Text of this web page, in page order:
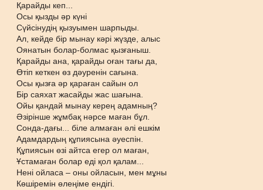
Қарайды кеп...
Осы қызды әр күні
Сүйсінудің қызуымен шарпыды.
Ал, кейде бір мынау кәрі жүзде, алыс
Оянатын болар-болмас қызғаныш.
Қарайды ана, қарайды оған тағы да,
Өтіп кеткен өз дәуренін сағына.
Осы қызға әр қараған сайын ол
Бір саяхат жасайды жас шағына.
Ойы қандай мынау керең адамның?
Әзірінше жұмбақ нәрсе маған бұл.
Сонда-дағы... біле алмаған әлі ешкім
Адамдардың құпиясына әуеспін.
Құпиясын өзі айтса егер ол маған,
Ұстамаған болар еді қол қалам...
Нені ойласа – оны ойласын, мен мұны
Көшіремін өлеңіме ендігі.